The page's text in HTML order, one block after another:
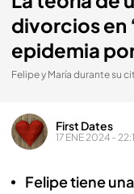
divorcios en
epidemia
Felipe y María durante su
First Dates
17 ENE 2024 -
Felipe tiene